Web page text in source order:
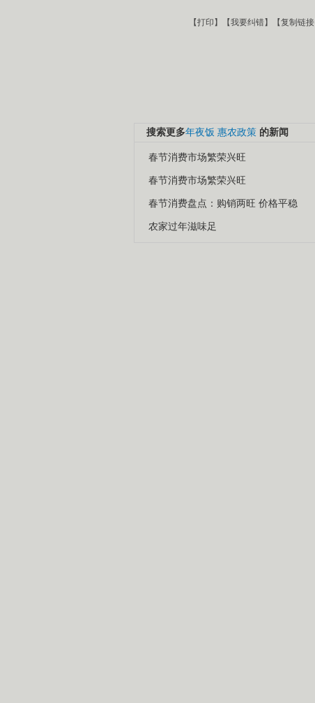
【打印 】【我要纠错】【复制链接
搜索更多年夜饭 惠农政策 的新闻
春节消费市场繁荣兴旺
春节消费市场繁荣兴旺
春节消费盘点：购销两旺 价格平稳
农家过年滋味足